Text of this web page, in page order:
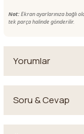
Not:Ekran ayarlarınıza bağlı
tek parça halinde gönderilir.
Yorumlar
Soru & Cevap